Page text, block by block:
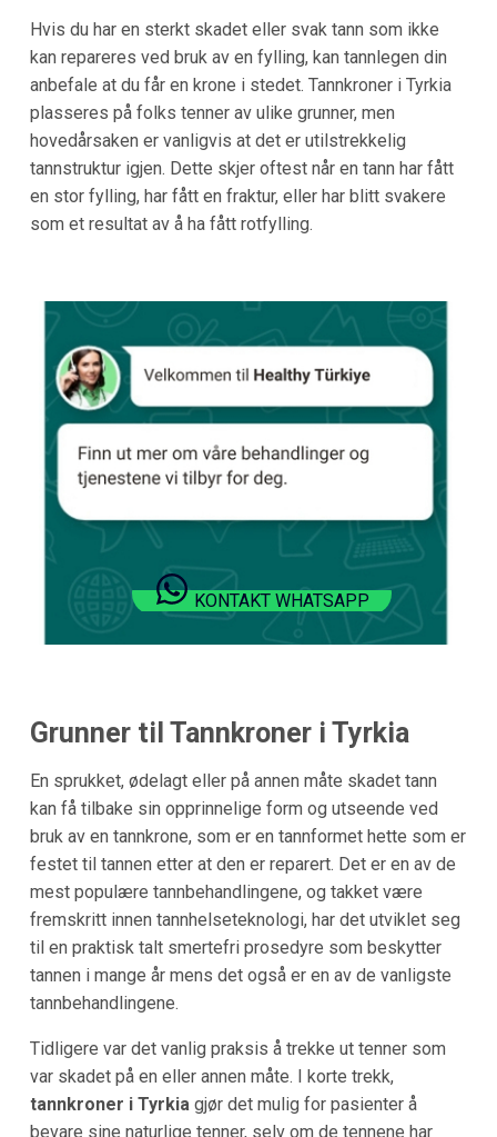
Hvis du har en sterkt skadet eller svak tann som ikke
kan repareres ved bruk av en fylling, kan tannlegen din
anbefale at du får en krone i stedet. Tannkroner i Tyrkia
plasseres på folks tenner av ulike grunner, men
hovedårsaken er vanligvis at det er utilstrekkelig
tannstruktur igjen. Dette skjer oftest når en tann har fått
en stor fylling, har fått en fraktur, eller har blitt svakere
som et resultat av å ha fått rotfylling.
KONTAKT WHATSAPP
Grunner til Tannkroner i Tyrkia
En sprukket, ødelagt eller på annen måte skadet tann
kan få tilbake sin opprinnelige form og utseende ved
bruk av en tannkrone, som er en tannformet hette som er
festet til tannen etter at den er reparert. Det er en av de
mest populære tannbehandlingene, og takket være
fremskritt innen tannhelseteknologi, har det utviklet seg
til en praktisk talt smertefri prosedyre som beskytter
tannen i mange år mens det også er en av de vanligste
tannbehandlingene.
Tidligere var det vanlig praksis å trekke ut tenner som
var skadet på en eller annen måte. I korte trekk,
tannkroner i Tyrkia gjør det mulig for pasienter å
bevare sine naturlige tenner, selv om de tennene har